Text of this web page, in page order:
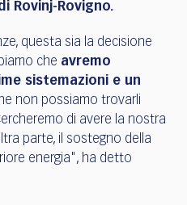
Rovinj-Rovigno.
questa sia la decisione
che avremo
sistemazioni e un
non possiamo trovarli
di avere la nostra
parte, il sostegno della
energia", ha detto